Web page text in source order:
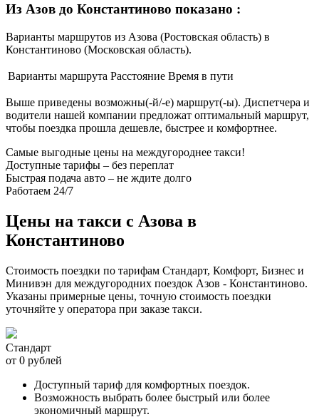
Из Азов до Константиново показано :
Варианты маршрутов из Азова (Ростовская область) в
Константиново (Московская область).
Варианты маршрута Расстояние Время в пути
Выше приведены возможны(-й/-е) маршрут(-ы). Диспетчера и
водители нашей компании предложат оптимальный маршрут,
чтобы поездка прошла дешевле, быстрее и комфортнее.
Самые выгодные цены на междугороднее такси!
Доступные тарифы – без переплат
Быстрая подача авто – не ждите долго
Работаем 24/7
Цены на такси с Азова в
Константиново
Стоимость поездки по тарифам Стандарт, Комфорт, Бизнес и
Минивэн для междугородних поездок Азов - Константиново.
Указаны примерные цены, точную стоимость поездки
уточняйте у оператора при заказе такси.
Стандарт
от 0 рублей
Доступный тариф для комфортных поездок.
Возможность выбрать более быстрый или более
экономичный маршрут.